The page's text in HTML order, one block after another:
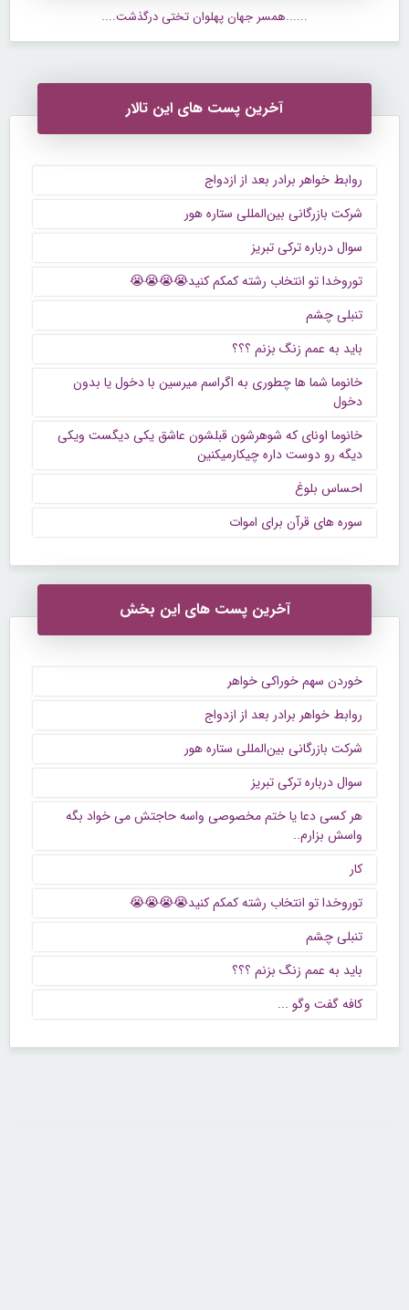
......همسر جهان پهلوان تختی درگذشت....
آخرین پست های این تالار
روابط خواهر برادر بعد از ازدواج
شرکت بازرگانی بین‌المللی ستاره هور
سوال درباره ترکی تبریز
توروخدا تو انتخاب رشته کمکم کنید😭😭😭😭
تنبلی چشم
باید به عمم زنگ بزنم ؟؟؟
خانوما شما ها چطوری به اگراسم میرسین با دخول یا بدون
دخول
خانوما اونای که شوهرشون قبلشون عاشق یکی دیگست ویکی
دیگه رو دوست داره چیکارمیکنین
احساس بلوغ
سوره های قرآن برای اموات
آخرین پست های این بخش
خوردن سهم خوراکی خواهر
روابط خواهر برادر بعد از ازدواج
شرکت بازرگانی بین‌المللی ستاره هور
سوال درباره ترکی تبریز
هر کسی دعا یا ختم مخصوصی واسه حاجتش می خواد بگه
واسش بزارم..
کار
توروخدا تو انتخاب رشته کمکم کنید😭😭😭😭
تنبلی چشم
باید به عمم زنگ بزنم ؟؟؟
كافه گفت وگو ...